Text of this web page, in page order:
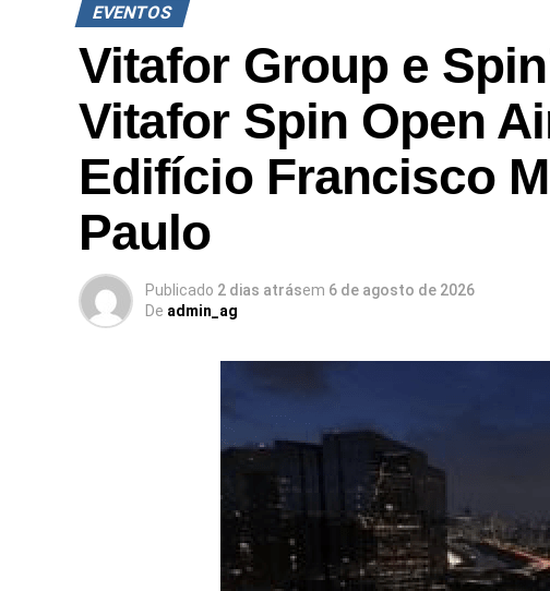
EVENTOS
Vitafor Group e
Vitafor Spin Open
Edifício Francisco
Paulo
Publicado 2 dias atrásem 6 de agosto de 2026
De admin_ag